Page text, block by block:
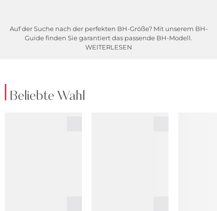
Auf der Suche nach der perfekten BH-Größe? Mit unserem BH-
Guide finden Sie garantiert das passende BH-Modell.
WEITERLESEN
Beliebte Wahl